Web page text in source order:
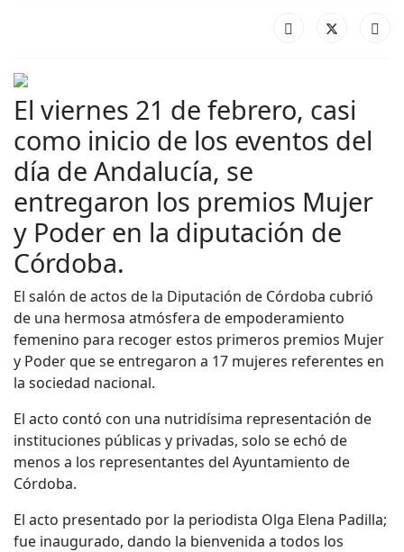
El viernes 21 de febrero, casi
como inicio de los eventos del
día de Andalucía, se
entregaron los premios Mujer
y Poder en la diputación de
Córdoba.
El salón de actos de la Diputación de Córdoba cubrió
de una hermosa atmósfera de empoderamiento
femenino para recoger estos primeros premios Mujer
y Poder que se entregaron a 17 mujeres referentes en
la sociedad nacional.
El acto contó con una nutridísima representación de
instituciones públicas y privadas, solo se echó de
menos a los representantes del Ayuntamiento de
Córdoba.
El acto presentado por la periodista Olga Elena Padilla;
fue inaugurado, dando la bienvenida a todos los